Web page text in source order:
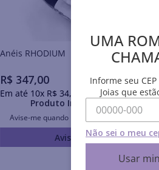
Anéis RHODIUM
R$ 347,00
Em até 10x R$ 34,
sem juros
Produto Indisponível
Avise-me quando retornar ao estoque
Avise-me
UMA
Informe seu
Joias que
Não sei o meu
Usar